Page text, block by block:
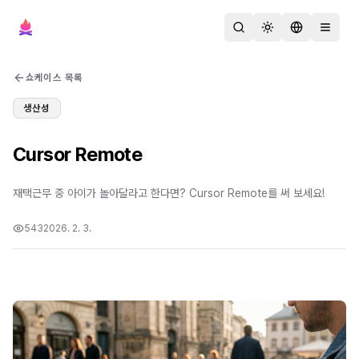
검색 테마 변경언어 변경메뉴 열
쇼케이스 목록
생산성
Cursor Remote
재택근무 중 아이가 놀아달라고 한다면? Cursor Remote를 써 보세요!
5432026. 2. 3.